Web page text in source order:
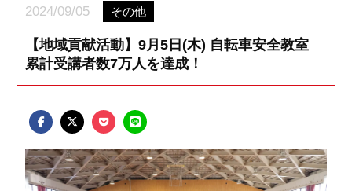
2024/09/05 その他
【地域貢献活動】9月5日(木) 自転車安全教室
累計受講者数7万人を達成！